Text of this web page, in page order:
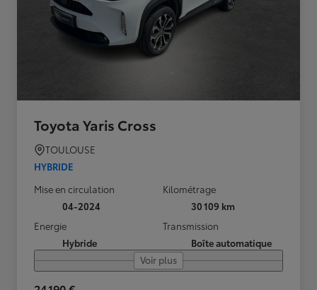
Toyota Yaris Cross
TOULOUSE
HYBRIDE
Mise en circulation
04-2024
Kilométrage
30 109 km
Energie
Hybride
Transmission
Boîte automatique
Voir plus